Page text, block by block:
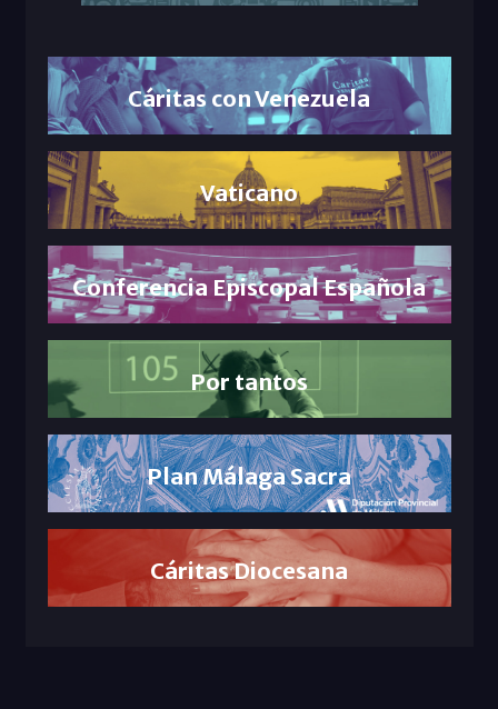
Cáritas con Venezuela
Vaticano
Conferencia Episcopal Española
Por tantos
Plan Málaga Sacra
Cáritas Diocesana